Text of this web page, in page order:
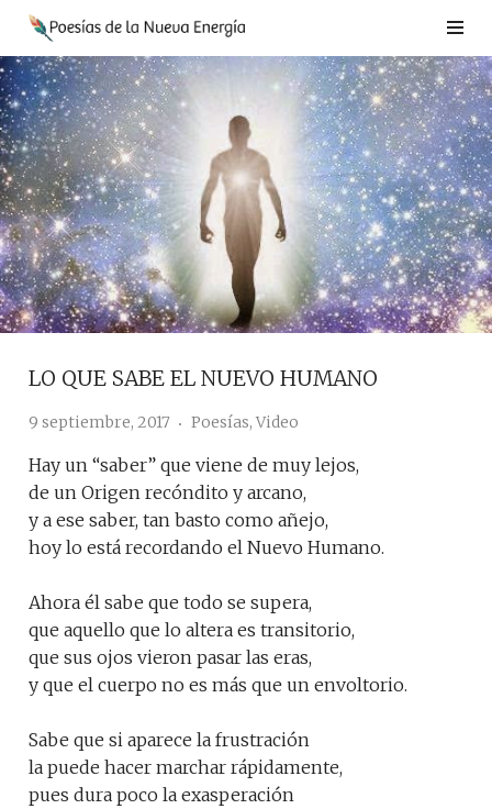
Saltar
contenido
LO QUE SABE EL NUEVO HUMANO
9 septiembre, 2017 Poesías, Video
Hay un “saber” que viene de muy lejos,
de un Origen recóndito y arcano,
y a ese saber, tan basto como añejo,
hoy lo está recordando el Nuevo Humano.
Ahora él sabe que todo se supera,
que aquello que lo altera es transitorio,
que sus ojos vieron pasar las eras,
y que el cuerpo no es más que un envoltorio.
Sabe que si aparece la frustración
la puede hacer marchar rápidamente,
pues dura poco la exasperación